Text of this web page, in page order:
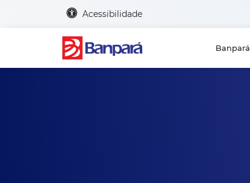
Acessibilidade
Banpará